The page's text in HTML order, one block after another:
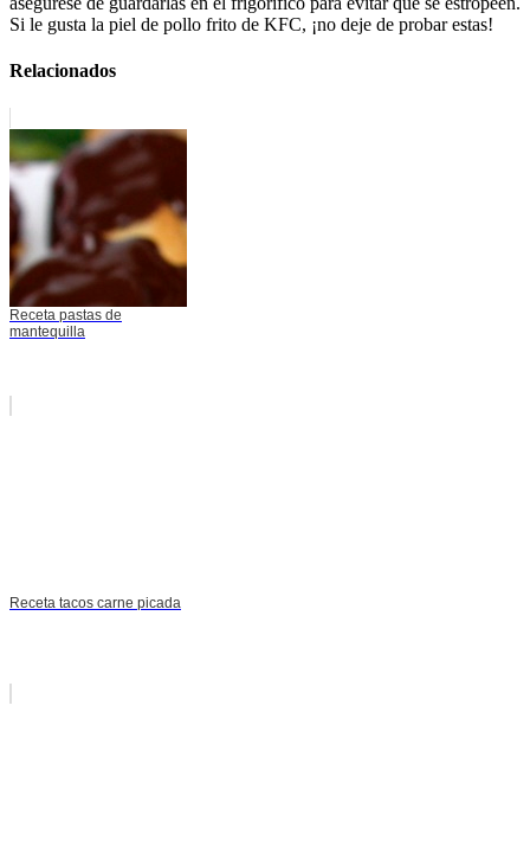
Si le gusta la piel de pollo frito de KFC, ¡no deje de probar estas!
Relacionados
Receta pastas de
mantequilla
Receta tacos carne picada